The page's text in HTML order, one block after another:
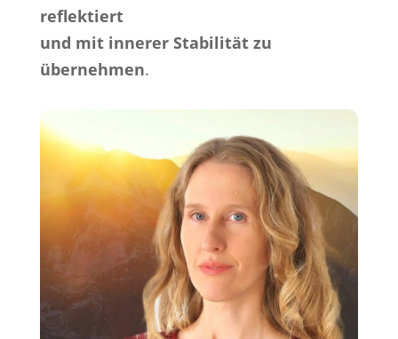
reflektiert
und mit innerer Stabilität zu
übernehmen.